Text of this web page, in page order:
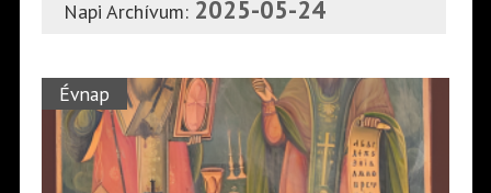
Napi Archívum: 2025-05-24
Évnap